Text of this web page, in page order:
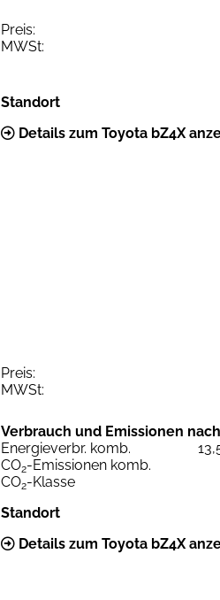
Preis:
MWSt:
Standort
Details zum Toyota bZ4X
Preis:
MWSt:
Verbrauch und Emissionen nach
Energieverbr. komb.
CO2-Emissionen komb.
CO2-Klasse
Standort
Details zum Toyota bZ4X